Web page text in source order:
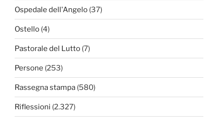
Ospedale dell'Angelo (37)
Ostello (4)
Pastorale del Lutto (7)
Persone (253)
Rassegna stampa (580)
Riflessioni (2.327)